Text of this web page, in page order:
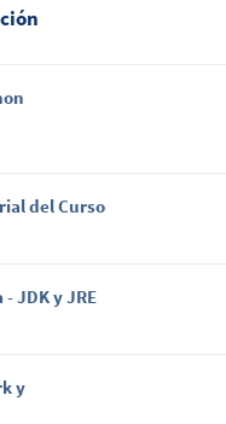
del Curso
JDK y JRE
y